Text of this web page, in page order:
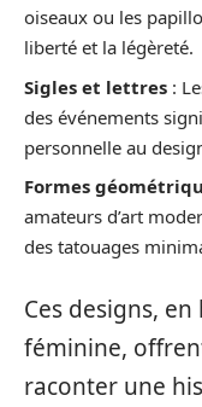
oiseaux ou les
liberté et la légèreté.
Sigles et lettres :
des événements
personnelle au
Formes
amateurs d’art
des tatouages
Ces designs,
féminine,
raconter une